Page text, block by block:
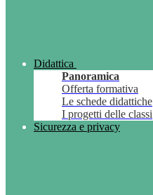
Didattica
Panoramica
Offerta formativa
Le schede didattiche
I progetti delle classi
Sicurezza e privacy